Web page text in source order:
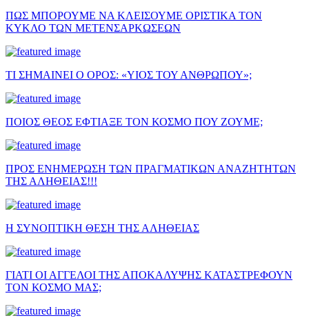
ΠΩΣ ΜΠΟΡΟΥΜΕ ΝΑ ΚΛΕΙΣΟΥΜΕ ΟΡΙΣΤΙΚΑ ΤΟΝ
ΚΥΚΛΟ ΤΩΝ ΜΕΤΕΝΣΑΡΚΩΣΕΩΝ
ΤΙ ΣΗΜΑΙΝΕΙ Ο ΟΡΟΣ: «ΥΙΟΣ ΤΟΥ ΑΝΘΡΩΠΟΥ»;
ΠΟΙΟΣ ΘΕΟΣ ΕΦΤΙΑΞΕ ΤΟΝ ΚΟΣΜΟ ΠΟΥ ΖΟΥΜΕ;
ΠΡΟΣ ΕΝΗΜΕΡΩΣΗ ΤΩΝ ΠΡΑΓΜΑΤΙΚΩΝ ΑΝΑΖΗΤΗΤΩΝ
ΤΗΣ ΑΛΗΘΕΙΑΣ!!!
Η ΣΥΝΟΠΤΙΚΗ ΘΕΣΗ ΤΗΣ ΑΛΗΘΕΙΑΣ
ΓΙΑΤΙ ΟΙ ΑΓΓΕΛΟΙ ΤΗΣ ΑΠΟΚΑΛΥΨΗΣ ΚΑΤΑΣΤΡΕΦΟΥΝ
ΤΟΝ ΚΟΣΜΟ ΜΑΣ;